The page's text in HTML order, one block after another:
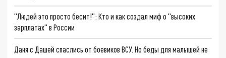
"Людей это просто бесит!": Кто и как создал миф о "высоких
зарплатах" в России
Даня с Дашей спаслись от боевиков ВСУ. Но беды для малышей не